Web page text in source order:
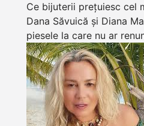
Ce bijuterii prețuiesc cel
Dana Săvuică și Diana
piesele la care nu ar